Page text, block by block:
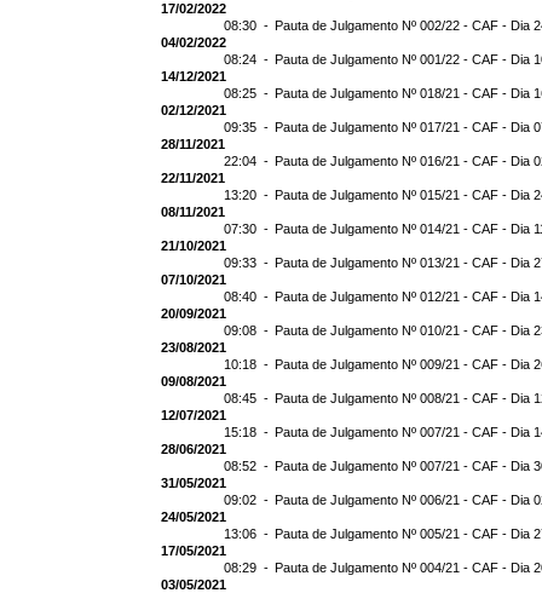
17/02/2022
08:30 - Pauta de Julgamento Nº 002/22 - CAF - Dia
04/02/2022
08:24 - Pauta de Julgamento Nº 001/22 - CAF - Dia
14/12/2021
08:25 - Pauta de Julgamento Nº 018/21 - CAF - Dia
02/12/2021
09:35 - Pauta de Julgamento Nº 017/21 - CAF - Dia
28/11/2021
22:04 - Pauta de Julgamento Nº 016/21 - CAF - Dia
22/11/2021
13:20 - Pauta de Julgamento Nº 015/21 - CAF - Dia
08/11/2021
07:30 - Pauta de Julgamento Nº 014/21 - CAF - Dia
21/10/2021
09:33 - Pauta de Julgamento Nº 013/21 - CAF - Dia
07/10/2021
08:40 - Pauta de Julgamento Nº 012/21 - CAF - Dia
20/09/2021
09:08 - Pauta de Julgamento Nº 010/21 - CAF - Dia
23/08/2021
10:18 - Pauta de Julgamento Nº 009/21 - CAF - Dia
09/08/2021
08:45 - Pauta de Julgamento Nº 008/21 - CAF - Dia
12/07/2021
15:18 - Pauta de Julgamento Nº 007/21 - CAF - Dia
28/06/2021
08:52 - Pauta de Julgamento Nº 007/21 - CAF - Dia
31/05/2021
09:02 - Pauta de Julgamento Nº 006/21 - CAF - Dia
24/05/2021
13:06 - Pauta de Julgamento Nº 005/21 - CAF - Dia
17/05/2021
08:29 - Pauta de Julgamento Nº 004/21 - CAF - Dia
03/05/2021